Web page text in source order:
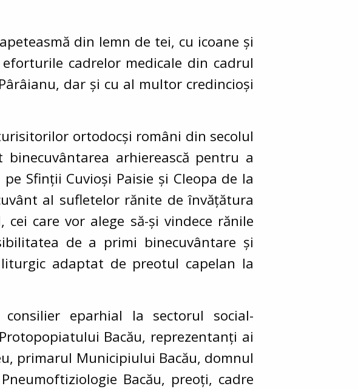
din lemn de tei, cu icoane și
cadrelor medicale din cadrul
dar și cu al multor credincioși
ortodocși români din secolul
arhierească pentru a
Sfinții Cuvioși Paisie și Cleopa de la
al sufletelor rănite de învățătura
care vor alege să-și vindece rănile
de a primi binecuvântare și
adaptat de preotul capelan la
eparhial la sectorul social-
Bacău, reprezentanți ai
primarul Municipiului Bacău, domnul
Bacău, preoți, cadre